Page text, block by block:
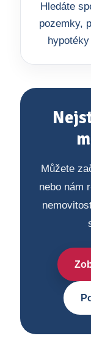
Hledáte
pozemky,
Můžete
nebo nám